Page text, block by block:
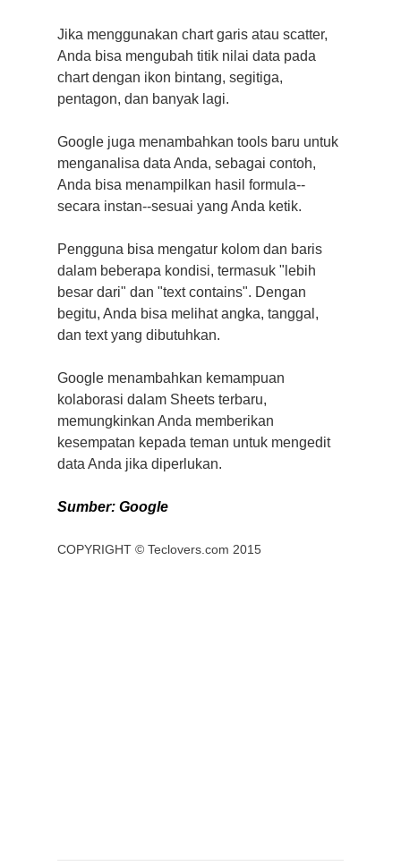
Jika menggunakan chart garis atau scatter,
Anda bisa mengubah titik nilai data pada
chart dengan ikon bintang, segitiga,
pentagon, dan banyak lagi.
Google juga menambahkan tools baru untuk
menganalisa data Anda, sebagai contoh,
Anda bisa menampilkan hasil formula--
secara instan--sesuai yang Anda ketik.
Pengguna bisa mengatur kolom dan baris
dalam beberapa kondisi, termasuk "lebih
besar dari" dan "text contains". Dengan
begitu, Anda bisa melihat angka, tanggal,
dan text yang dibutuhkan.
Google menambahkan kemampuan
kolaborasi dalam Sheets terbaru,
memungkinkan Anda memberikan
kesempatan kepada teman untuk mengedit
data Anda jika diperlukan.
Sumber: Google
COPYRIGHT © Teclovers.com 2015